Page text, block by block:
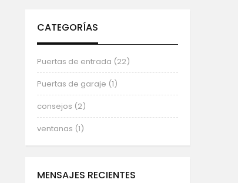
CATEGORÍAS
Puertas de entrada (22)
Puertas de garaje (1)
consejos (2)
ventanas (1)
MENSAJES RECIENTES